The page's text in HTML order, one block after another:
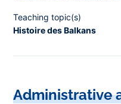
Teaching topic(s)
Histoire des Balkans
Administrative